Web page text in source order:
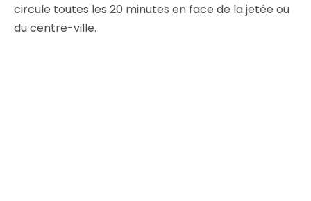
circule toutes les 20 minutes en face de la jetée ou
du centre-ville.